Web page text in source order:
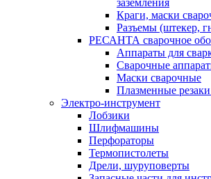
заземления
Краги, маски
Разъемы (штекер,
РЕСАНТА сварочное
Аппараты для
Сварочные
Маски сварочные
Плазменные
Электро-инструмент
Лобзики
Шлифмашины
Перфораторы
Термопистолеты
Дрели, шуруповерты